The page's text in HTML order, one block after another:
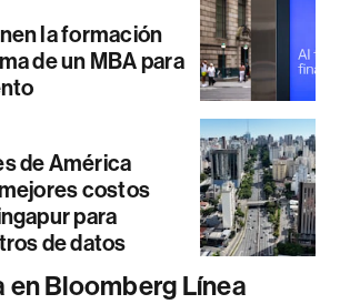
la formación
de un MBA para
de América
costos
para
de datos
en Bloomberg Línea